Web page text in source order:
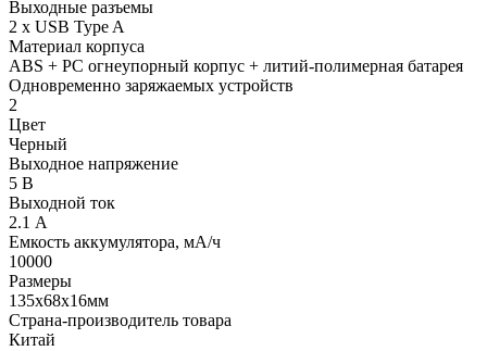
Выходные разъемы
2 x USB Type A
Материал корпуса
ABS + PC огнеупорный корпус + литий-полимерная батарея
Одновременно заряжаемых устройств
2
Цвет
Черный
Выходное напряжение
5 В
Выходной ток
2.1 А
Емкость аккумулятора, мА/ч
10000
Размеры
135х68х16мм
Страна-производитель товара
Китай